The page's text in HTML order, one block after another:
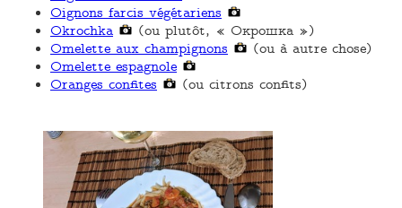
Oignons farcis végétariens
Okrochka
(ou plutôt, « Окрошка »)
Omelette aux champignons
(ou à autre chose)
Omelette espagnole
Oranges confites
(ou citrons confits)